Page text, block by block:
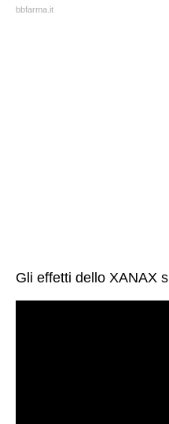
bbfarma.it
Gli effetti dello XANAX